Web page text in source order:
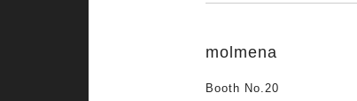
molmena
Booth No.20